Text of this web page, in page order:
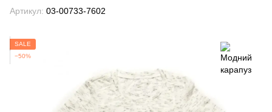
Артикул: 03-00733-7602
SALE
−50%